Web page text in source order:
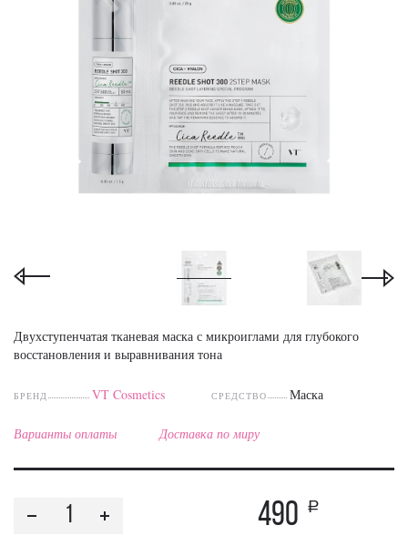
Двухступенчатая тканевая маска с микроиглами для глубокого
восстановления и выравнивания тона
БРЕНД VT Cosmetics СРЕДСТВО Маска
Варианты оплаты Доставка по миру
490 a